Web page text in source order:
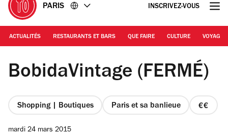
PARIS INSCRIVEZ-VOUS
ACTUALITÉS RESTAURANTS ET BARS QUE FAIRE CULTURE VOYAGE
© Jennifer Padjemi
BobidaVintage (FERMÉ)
Shopping | Boutiques Paris et sa banlieue
prix
mardi 24 mars 2015